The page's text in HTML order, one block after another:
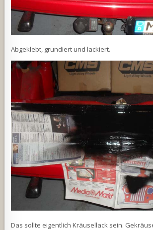
Abgeklebt, grundiert und lackiert.
Das sollte eigentlich Kräusellack sein.